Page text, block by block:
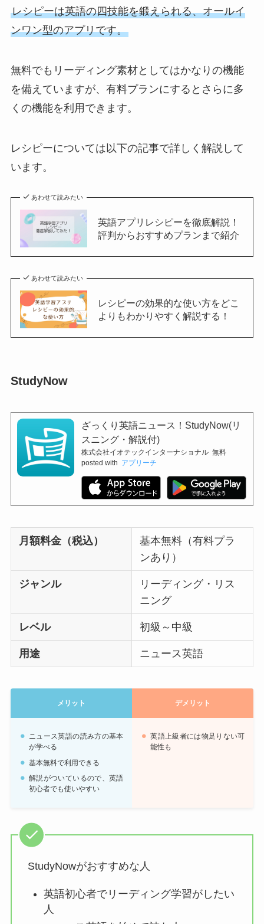
レシピーは英語の四技能を鍛えられる、オールイ
ンワン型のアプリです。
無料でもリーディング素材としてはかなりの機能
を備えていますが、有料プランにするとさらに多
くの機能を利用できます。
レシピーについては以下の記事で詳しく解説して
います。
あわせて読みたい
英語アプリレシピーを徹底解説！
評判からおすすめプランまで紹介
あわせて読みたい
レシピーの効果的な使い方をどこ
よりもわかりやすく解説する！
StudyNow
ざっくり英語ニュース！StudyNow(リ
スニング・解説付)
株式会社イオテックインターナショナル 無料
posted with アプリーチ
月額料金（税込）
基本無料（有料プラ
ンあり）
ジャンル
リーディング・リス
ニング
レベル 初級～中級
用途 ニュース英語
メリット デメリット
ニュース英語の読み方の基本
が学べる
基本無料で利用できる
解説がついているので、英語
初心者でも使いやすい
英語上級者には物足りない可
能性も
StudyNowがおすすめな人
英語初心者でリーディング学習がしたい
人